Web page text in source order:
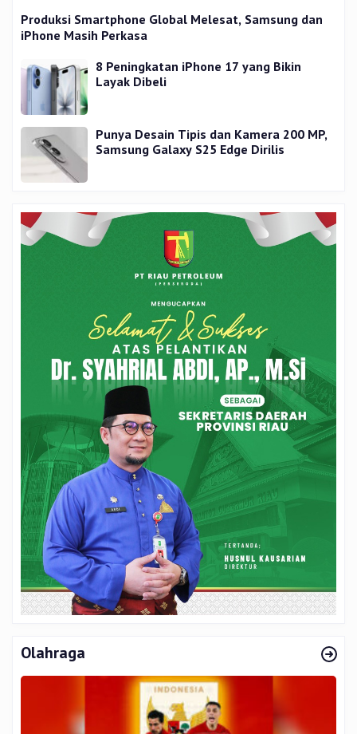
Produksi Smartphone Global Melesat, Samsung dan
iPhone Masih Perkasa
8 Peningkatan iPhone 17 yang Bikin
Layak Dibeli
Punya Desain Tipis dan Kamera 200 MP,
Samsung Galaxy S25 Edge Dirilis
Olahraga